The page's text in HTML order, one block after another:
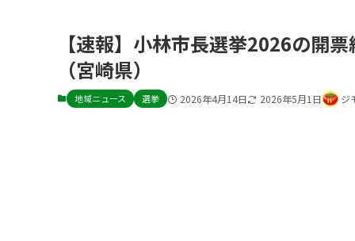
【速報】小林市長選挙2026の開
（宮崎県）
地域ニュース 選挙 2026年4月14日 2026年5月1日 ジ